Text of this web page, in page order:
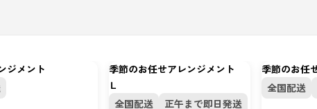
ジメント
季節のお任せアレンジメント
Ｌ
全国配送
正午まで即日発送
季節のお任
全国配送